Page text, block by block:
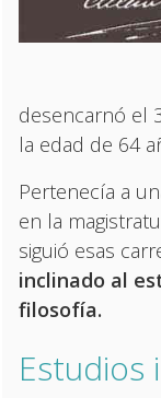
desencarnó el
la edad de 64
Pertenecía a
en la
siguió esas
inclinado al
filosofía.
Estudios